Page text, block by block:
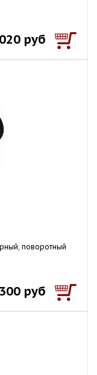
руб
поворотный
300 руб